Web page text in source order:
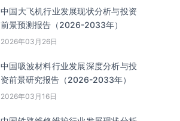
中国大飞机行业发展现状分析与投资
前景预测报告（2026-2033年）
2026年03月26日
中国吸波材料行业发展深度分析与投
资前景研究报告（2026-2033年）
2026年03月16日